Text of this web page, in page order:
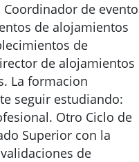
de
de alojamientos
de
de alojamientos
La formacion
seguir estudiando:
Otro Ciclo de
Superior con la
de